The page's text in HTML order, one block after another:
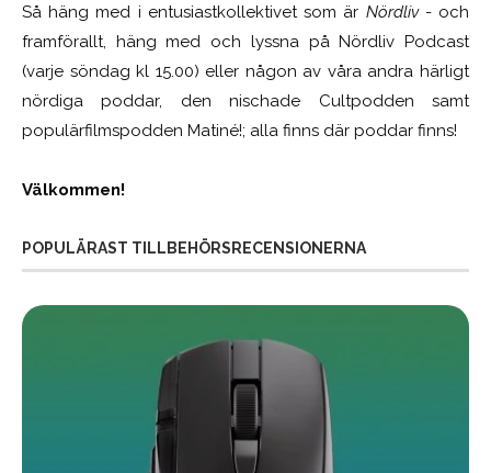
Så häng med i entusiastkollektivet som är Nördliv- och
framförallt, häng med och lyssna på Nördliv Podcast
(varje söndag kl 15.00) eller någon av våra andra härligt
nördiga poddar, den nischade Cultpodden samt
populärfilmspodden Matiné!; alla finns där poddar finns!
Välkommen!
POPULÄRAST TILLBEHÖRSRECENSIONERNA